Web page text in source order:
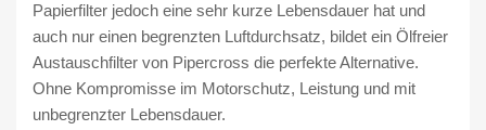
Papierfilter jedoch eine sehr kurze Lebensdauer hat und
auch nur einen begrenzten Luftdurchsatz, bildet ein Ölfreier
Austauschfilter von Pipercross die perfekte Alternative.
Ohne Kompromisse im Motorschutz, Leistung und mit
unbegrenzter Lebensdauer.